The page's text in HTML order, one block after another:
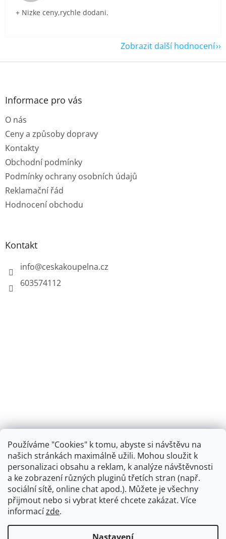
Používáme "Cookies" k tomu, abyste si návštěvu na
našich stránkách maximálně užili. Mohou sloužit k
personalizaci obsahu a reklam, k analýze návštěvnosti
a ke zobrazení různých pluginů třetích stran (např.
sociální sítě, online chat apod.). Můžete je všechny
přijmout nebo si vybrat které chcete zakázat. Více
informacízde.
+ Nizke ceny,rychle dodani.
Zobrazit další hodnocení
Z
Informace pro vás
O nás
Ceny a způsoby dopravy
Kontakty
Obchodní podmínky
Podmínky ochrany osobních údajů
Reklamační řád
Hodnocení obchodu
Kontakt
info@ceskakoupelna.cz
603574112
Retro koupelna
Vytvořil Shoptet + plnenieshopu.cz